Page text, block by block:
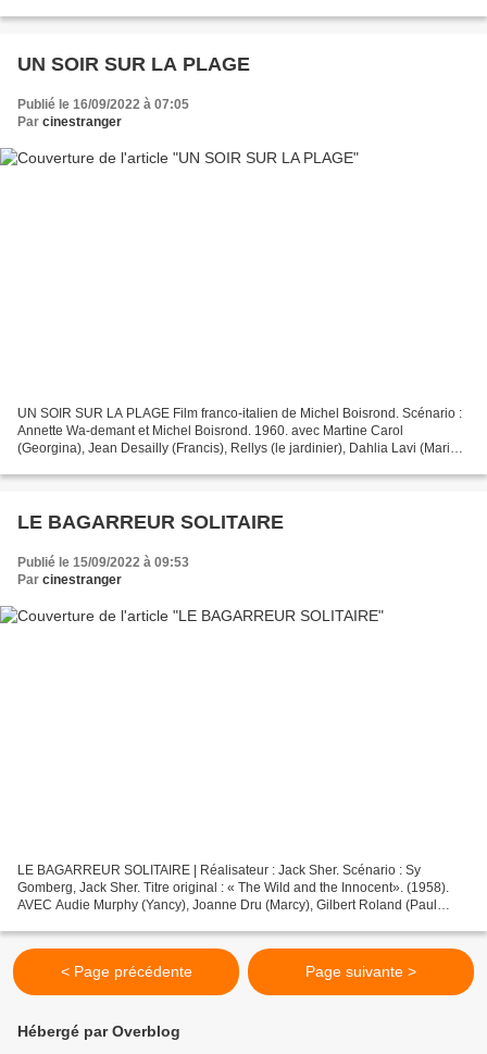
UN SOIR SUR LA PLAGE
Publié le 16/09/2022 à 07:05
Par cinestranger
UN SOIR SUR LA PLAGE Film franco-italien de Michel Boisrond. Scénario :
Annette Wa-demant et Michel Boisrond. 1960. avec Martine Carol
(Georgina), Jean Desailly (Francis), Rellys (le jardinier), Dahlia Lavi (Marie),
LE BAGARREUR SOLITAIRE
Publié le 15/09/2022 à 09:53
Par cinestranger
LE BAGARREUR SOLITAIRE | Réalisateur : Jack Sher. Scénario : Sy
Gomberg, Jack Sher. Titre original : « The Wild and the Innocent». (1958).
AVEC Audie Murphy (Yancy), Joanne Dru (Marcy), Gilbert Roland (Paul
< Page précédente Page suivante >
Hébergé par Overblog